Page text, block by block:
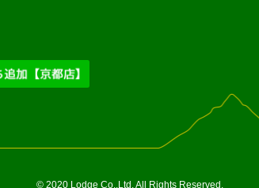
© 2020 Lodge Co.,Ltd. All Rights Reserved.